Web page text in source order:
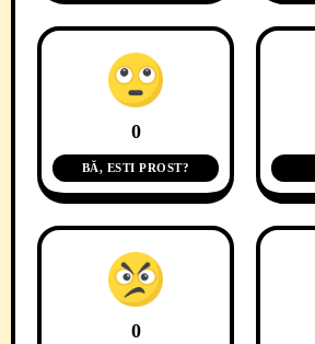
0
BĂ, ESTI PROST?
0